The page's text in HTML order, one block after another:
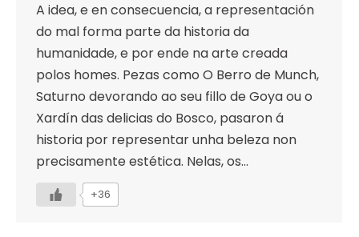
A idea, e en consecuencia, a representación
do mal forma parte da historia da
humanidade, e por ende na arte creada
polos homes. Pezas como O Berro de Munch,
Saturno devorando ao seu fillo de Goya ou o
Xardín das delicias do Bosco, pasaron á
historia por representar unha beleza non
precisamente estética. Nelas, os…
+36